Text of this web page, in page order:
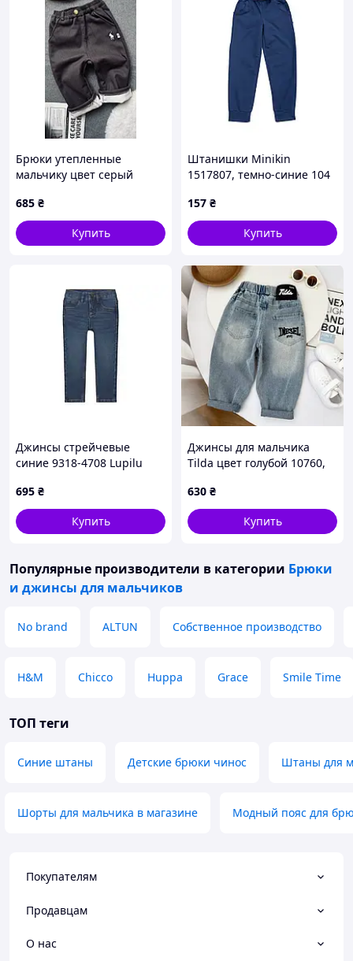
Брюки утепленные
мальчику цвет серый
685 ₴
Купить
Штанишки Minikin
1517807, темно-синие 104
157 ₴
Купить
Джинсы стрейчевые
синие 9318-4708 Lupilu
695 ₴
Купить
Джинсы для мальчика
Tilda цвет голубой 10760,
630 ₴
Купить
Популярные производители в категории Брюки
и джинсы для мальчиков
No brand ALTUN Собственное производство
H&M Chicco Huppa Grace Smile Time
ТОП теги
Синие штаны Детские брюки чинос Штаны для
Шорты для мальчика в магазине Модный пояс для
Покупателям
Продавцам
О нас